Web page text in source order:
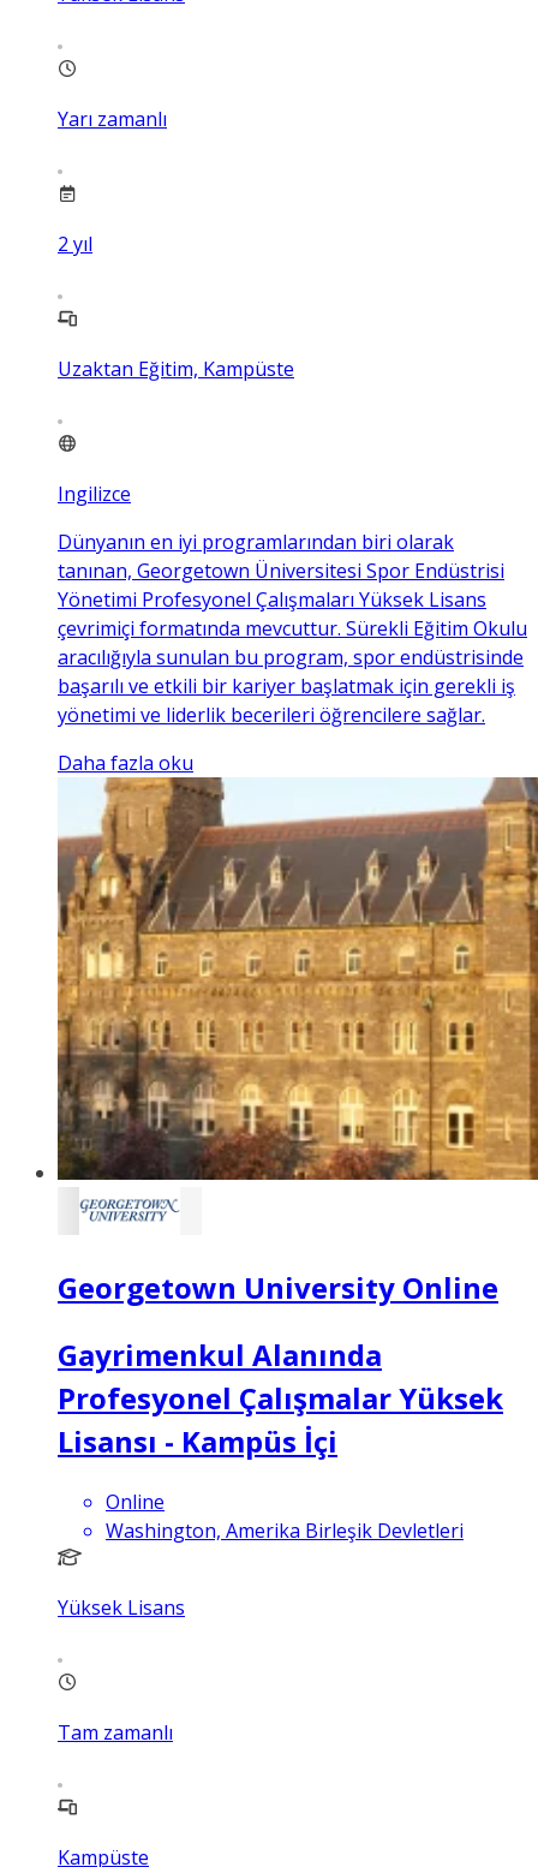
Yarı zamanlı
2 yıl
Uzaktan Eğitim, Kampüste
Ingilizce
Dünyanın en iyi programlarından biri olarak
tanınan, Georgetown Üniversitesi Spor Endüstrisi
Yönetimi Profesyonel Çalışmaları Yüksek Lisans
çevrimiçi formatında mevcuttur. Sürekli Eğitim Okulu
aracılığıyla sunulan bu program, spor endüstrisinde
başarılı ve etkili bir kariyer başlatmak için gerekli iş
yönetimi ve liderlik becerileri öğrencilere sağlar.
Daha fazla oku
Georgetown University Online
Gayrimenkul Alanında
Profesyonel Çalışmalar Yüksek
Lisansı - Kampüs İçi
Online
Washington, Amerika Birleşik Devletleri
Yüksek Lisans
Tam zamanlı
Kampüste